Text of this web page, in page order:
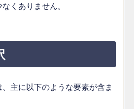
くありません。
主に以下のような要素が含ま